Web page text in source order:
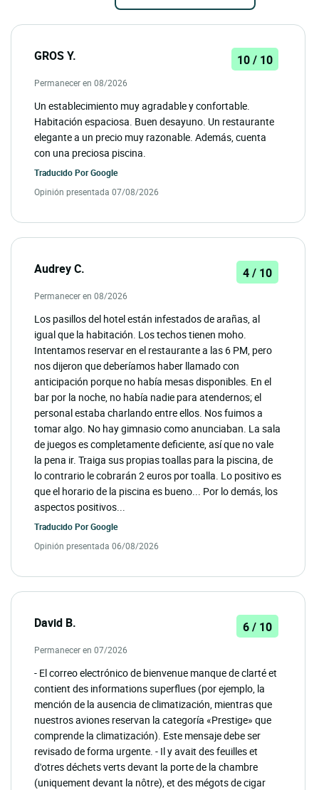
GROS Y. 10 / 10
Permanecer en 08/2026
Un establecimiento muy agradable y confortable.
Habitación espaciosa. Buen desayuno. Un restaurante
elegante a un precio muy razonable. Además, cuenta
con una preciosa piscina.
Traducido PorGoogle
Opinión presentada 07/08/2026
Audrey C. 4 / 10
Permanecer en 08/2026
Los pasillos del hotel están infestados de arañas, al
igual que la habitación. Los techos tienen moho.
Intentamos reservar en el restaurante a las 6 PM, pero
nos dijeron que deberíamos haber llamado con
anticipación porque no había mesas disponibles. En el
bar por la noche, no había nadie para atendernos; el
personal estaba charlando entre ellos. Nos fuimos a
tomar algo. No hay gimnasio como anunciaban. La sala
de juegos es completamente deficiente, así que no vale
la pena ir. Traiga sus propias toallas para la piscina, de
lo contrario le cobrarán 2 euros por toalla. Lo positivo es
que el horario de la piscina es bueno... Por lo demás, los
aspectos positivos...
Traducido PorGoogle
Opinión presentada 06/08/2026
David B. 6 / 10
Permanecer en 07/2026
- El correo electrónico de bienvenue manque de clarté et
contient des informations superflues (por ejemplo, la
mención de la ausencia de climatización, mientras que
nuestros aviones reservan la categoría «Prestige» que
comprende la climatización). Este mensaje debe ser
revisado de forma urgente. - Il y avait des feuilles et
d'otres déchets verts devant la porte de la chambre
(uniquement devant la nôtre), et des mégots de cigar